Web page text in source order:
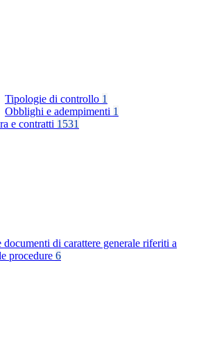
Tipologie di controllo 1
Obblighi e adempimenti 1
e contratti 1531
documenti di carattere generale riferiti a
procedure 6